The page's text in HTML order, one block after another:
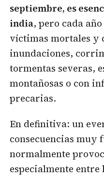
septiembre, es
india, pero cada
víctimas mortales y
inundaciones,
tormentas severas,
montañosas o con
precarias.
En definitiva: un
consecuencias muy
normalmente
especialmente entre